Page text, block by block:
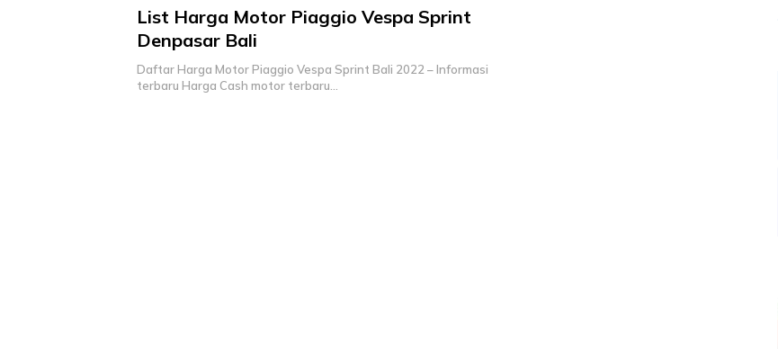
List Harga Motor Piaggio Vespa Sprint
Denpasar Bali
Daftar Harga Motor Piaggio Vespa Sprint Bali 2022 – Informasi
terbaru Harga Cash motor terbaru…